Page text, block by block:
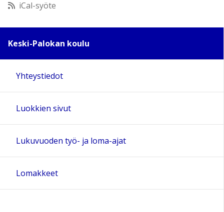
15:00
16:00
17:00
18:00
iCal-syöte
Keski-Palokan koulu
Yhteystiedot
Luokkien sivut
Lukuvuoden työ- ja loma-ajat
Lomakkeet